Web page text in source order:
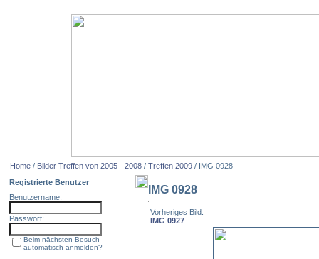
Home / Bilder Treffen von 2005 - 2008 / Treffen 2009 / IMG 0928
Registrierte Benutzer
Benutzername:
Passwort:
Beim nächsten Besuch
automatisch anmelden?
IMG 0928
Vorheriges Bild:
IMG 0927